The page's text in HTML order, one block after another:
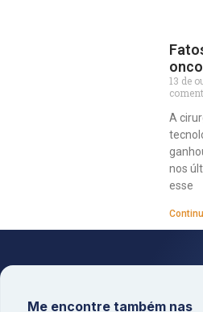
13 de
A
nos
esse
Me encontre também nas